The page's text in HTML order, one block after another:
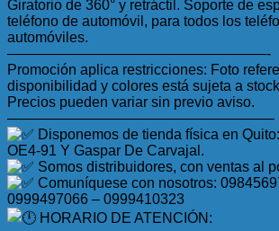
Giratorio de 360° y retráctil. Soporte de
teléfono de automóvil, para todos los
automóviles.
——————————————————-
Promoción aplica restricciones: Foto
disponibilidad y colores está sujeta a
Precios pueden variar sin previo aviso.
——————————————————–
Disponemos de tienda física en
OE4-91 Y Gaspar De Carvajal.
Somos distribuidores, con ventas al
Comuníquese con nosotros:
0999497066 – 0999410323
HORARIO DE ATENCIÓN: